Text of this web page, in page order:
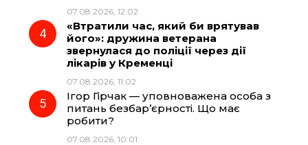
07.08.2026, 12:02
«Втратили час, який би врятував
його»: дружина ветерана
звернулася до поліції через дії
лікарів у Кременці
07.08.2026, 11:02
Ігор Гірчак — уповноважена особа з
питань безбар’єрності. Що має
робити?
07.08.2026, 10:01